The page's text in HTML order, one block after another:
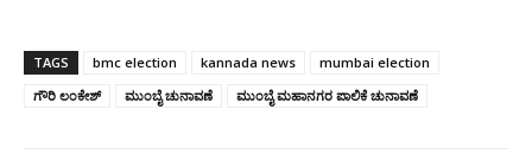
TAGS bmc election kannada news
mumbai election
ಗೌರಿ ಲಂಕೇಶ್
ಮುಂಬೈ ಚುನಾವಣೆ ಮುಂಬೈ ಮಹಾನಗರ ಪಾಲಿಕೆ ಚುನಾವಣೆ